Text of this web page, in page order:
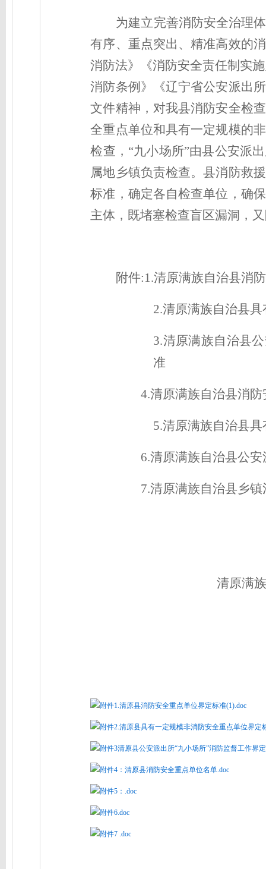
为建立完善消防安全治理
有序、重点突出、精准高效的
消防法》《消防安全责任制实
消防条例》《辽宁省公安派出
文件精神，对我县消防安全检
全重点单位和具有一定规模的
检查， “九小场所”由县公安派
属地乡镇负责检查。县消防救
标准，确定各自检查单位，确
主体，既堵塞检查盲区漏洞，
附件:1.清原满族自治县消
2.清原满族自治县具
3.清原满族自治县
准
4.清原满族自治县消防
5.清原满族自治县
6.清原满族自治县公安
7.清原满族自治县乡镇
清原满
附件1.清原县消防安全重点单位界定标准(1).doc
附件2.清原县具有一定规模非消防安全重点单位界定
附件3清原县公安派出所“九小场所”消防监督工作界
附件4：清原县消防安全重点单位名单.doc
附件5：.doc
附件6.doc
附件7 .doc